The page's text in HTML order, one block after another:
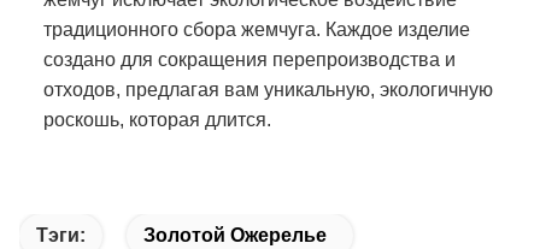
традиционного сбора жемчуга. Каждое изделие
создано для сокращения перепроизводства и
отходов, предлагая вам уникальную, экологичную
роскошь, которая длится.
Тэги: Золотой Ожерелье